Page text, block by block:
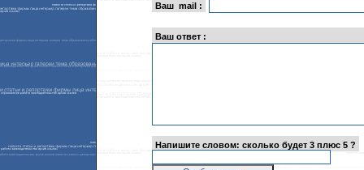
Ваш mail :
Ваш ответ :
Напишите словом: сколько будет 3 плюс 5 ?